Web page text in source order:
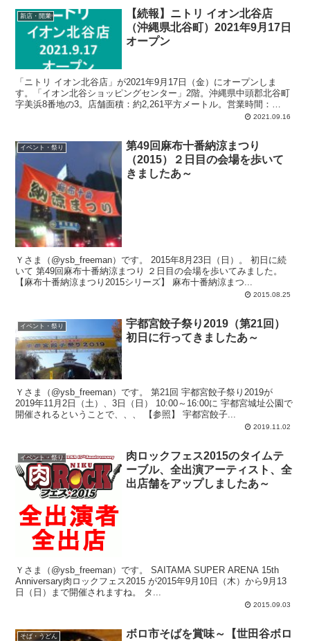
新店・開業
【続報】ニトリ イオン北谷店
（沖縄県北谷町）2021年9月17日
オープン
「ニトリ イオン北谷店」が2021年9月17日（金）にオープンしま
す。「イオン北谷ショッピングセンター」2階。沖縄県中頭郡北谷町
字美浜8番地の3。店舗面積：約2,261平方メートル。営業時間：
10:00-22:00。無料駐車場1,800台。取扱い商品：家具、インテリア用
2021.09.16
イベント・祭り
第49回麻布十番納涼まつり
（2015）２日目の会場を歩いて
きましたあ～
Ｙさま（@ysb_freeman）です。 2015年8月23日（日）。 初日に続
いて 第49回麻布十番納涼まつり ２日目の会場を歩いてみました。
【麻布十番納涼まつり2015シリーズ】 麻布十番納涼まつ...
2015.08.25
イベント・祭り
宇都宮餃子祭り2019（第21回）
初日に行ってきましたあ～
Ｙさま（@ysb_freeman）です。 第21回 宇都宮餃子祭り2019が
2019年11月2日（土）、3日（日） 10:00～16:00に 宇都宮城址公園で
開催されるということで、、、 【参照】 宇都宮餃子...
2019.11.02
イベント・祭り
肉ロックフェス2015のタイムテ
ーブル、全出演アーティスト、全
出店舗をアップしましたあ～
Ｙさま（@ysb_freeman）です。 SAITAMA SUPER ARENA 15th
Anniversary肉ロックフェス2015 が2015年9月10日（木）から9月13
日（日）まで開催されますね。 タ...
2015.09.03
そば・うどん
ボロ市そばを賞味～【世田谷ボロ